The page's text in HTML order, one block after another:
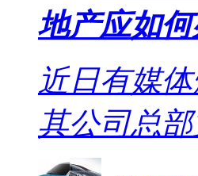
地产应如
近日有媒
其公司总